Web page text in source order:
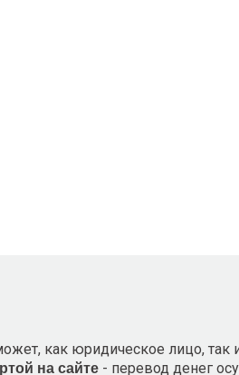
как юридическое лицо, так
на сайте - перевод денег